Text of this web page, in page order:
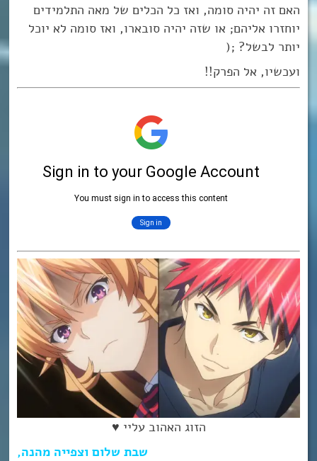
האם זה יהיה סומה, ואז כל הכלים של מאה התלמידים
יוחזרו אליהם; או שזה יהיה סובארו, ואז סומה לא יוכל
יותר לבשל? ;(
ועכשיו, אל הפרק!!
הזוג האהוב עליי ♥
שבת שלום וצפייה מהנה,